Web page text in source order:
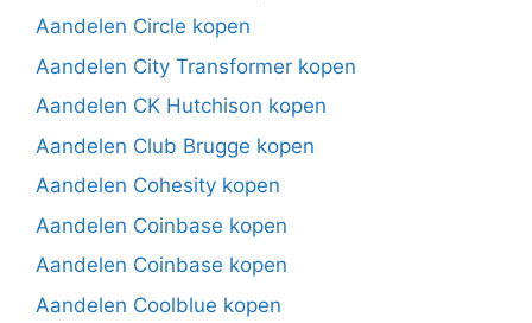
Aandelen Circle kopen
Aandelen City Transformer kopen
Aandelen CK Hutchison kopen
Aandelen Club Brugge kopen
Aandelen Cohesity kopen
Aandelen Coinbase kopen
Aandelen Coinbase kopen
Aandelen Coolblue kopen